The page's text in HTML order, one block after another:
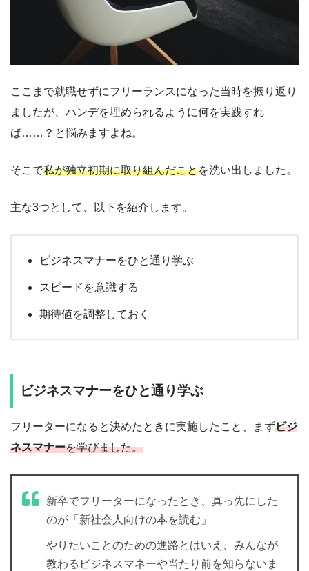
ここまで就職せずにフリーランスになった当時を振り返り
ましたが、ハンデを埋められるように何を実践すれ
ば……？と悩みますよね。
そこで私が独立初期に取り組んだことを洗い出しました。
主な3つとして、以下を紹介します。
ビジネスマナーをひと通り学ぶ
スピードを意識する
期待値を調整しておく
ビジネスマナーをひと通り学ぶ
フリーターになると決めたときに実施したこと、まずビジ
ネスマナーを学びました。
新卒でフリーターになったとき、真っ先にした
のが「新社会人向けの本を読む」
やりたいことのための進路とはいえ、みんなが
教わるビジネスマネーや当たり前を知らないま